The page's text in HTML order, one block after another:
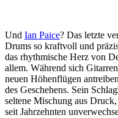
Und Ian Paice? Das letzte
Drums so kraftvoll und
das rhythmische Herz von
allem. Während sich
neuen Höhenflügen
des Geschehens. Sein
seltene Mischung aus
seit Jahrzehnten